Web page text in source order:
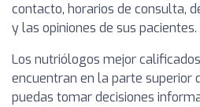
contacto, horarios de consulta,
y las opiniones de sus pacientes.
Los nutriólogos mejor
encuentran en la parte superior
puedas tomar decisiones